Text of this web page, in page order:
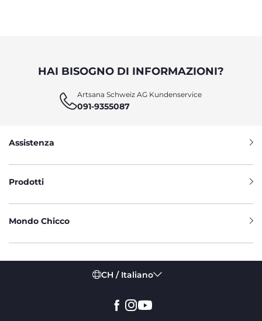
HAI BISOGNO DI INFORMAZIONI?
Artsana Schweiz AG Kundenservice
091-9355087
Assistenza
Prodotti
Mondo Chicco
CH / Italiano